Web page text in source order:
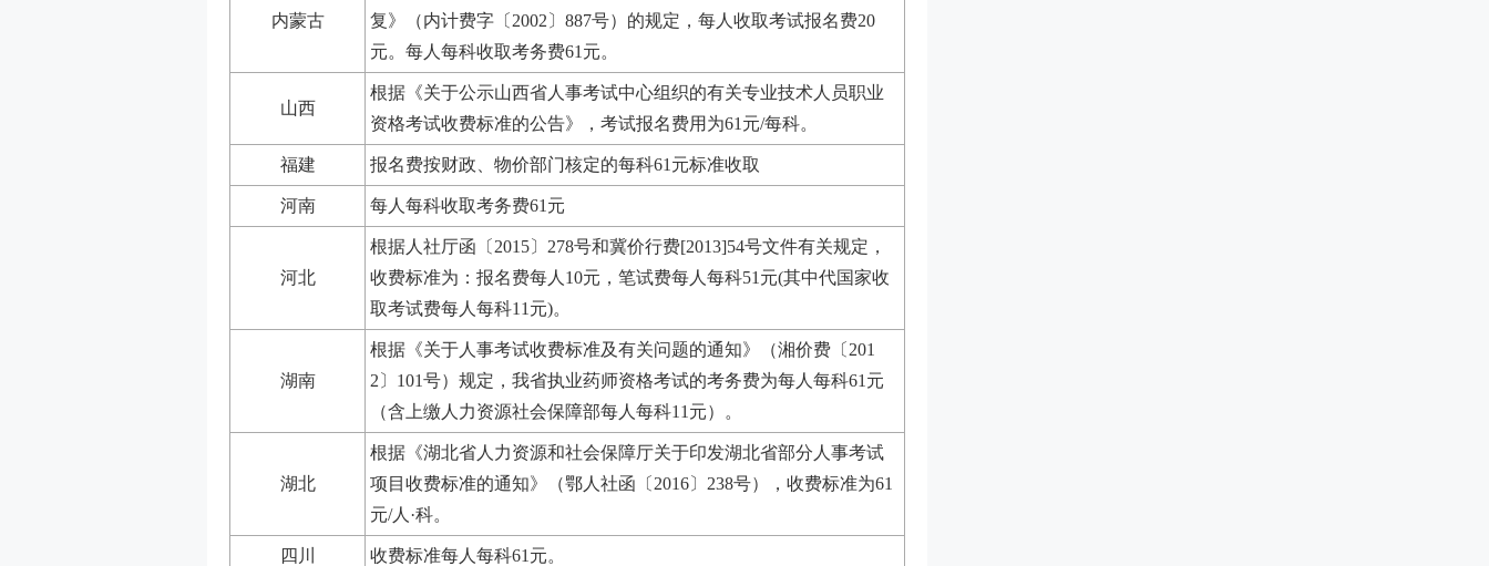
内蒙古
复》（内计费字〔2002〕887号）的规定，每人收取考试报名费20
元。每人每科收取考务费61元。
山西
根据《关于公示山西省人事考试中心组织的有关专业技术人员职业
资格考试收费标准的公告》，考试报名费用为61元/每科。
福建 报名费按财政、物价部门核定的每科61元标准收取
河南 每人每科收取考务费61元
河北
根据人社厅函〔2015〕278号和冀价行费[2013]54号文件有关规定，
收费标准为：报名费每人10元，笔试费每人每科51元(其中代国家收
取考试费每人每科11元)。
湖南
根据《关于人事考试收费标准及有关问题的通知》（湘价费〔201
2〕101号）规定，我省执业药师资格考试的考务费为每人每科61元
（含上缴人力资源社会保障部每人每科11元）。
湖北
根据《湖北省人力资源和社会保障厅关于印发湖北省部分人事考试
项目收费标准的通知》（鄂人社函〔2016〕238号），收费标准为61
元/人·科。
四川 收费标准每人每科61元。